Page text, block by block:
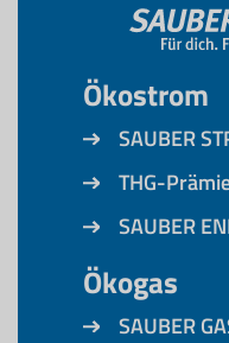
Ökostrom
SAUBER
THG-
SAUBER
Ökogas
SAUBER